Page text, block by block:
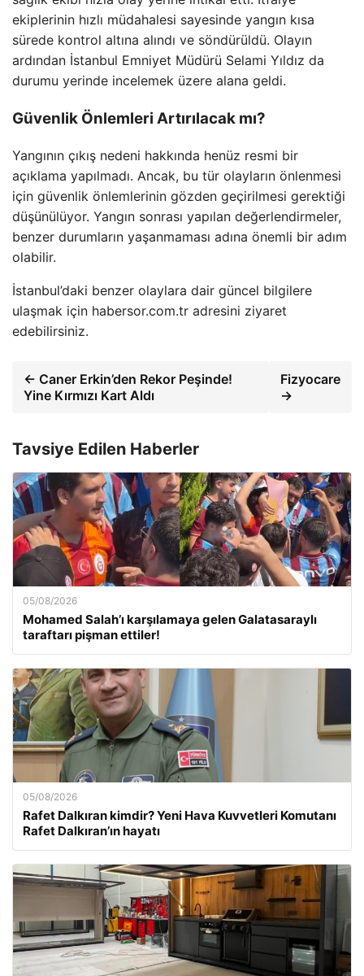
ekiplerinin hızlı müdahalesi sayesinde yangın kısa
sürede kontrol altına alındı ve söndürüldü. Olayın
ardından İstanbul Emniyet Müdürü Selami Yıldız da
durumu yerinde incelemek üzere alana geldi.
Güvenlik Önlemleri Artırılacak mı?
Yangının çıkış nedeni hakkında henüz resmi bir
açıklama yapılmadı. Ancak, bu tür olayların önlenmesi
için güvenlik önlemlerinin gözden geçirilmesi gerektiği
düşünülüyor. Yangın sonrası yapılan değerlendirmeler,
benzer durumların yaşanmaması adına önemli bir adım
olabilir.
İstanbul’daki benzer olaylara dair güncel bilgilere
ulaşmak için habersor.com.tr adresini ziyaret
edebilirsiniz.
← Caner Erkin’den Rekor Peşinde!
Yine Kırmızı Kart Aldı
Fizyocare
→
Tavsiye Edilen Haberler
05/08/2026
Mohamed Salah’ı karşılamaya gelen Galatasaraylı
taraftarı pişman ettiler!
05/08/2026
Rafet Dalkıran kimdir? Yeni Hava Kuvvetleri Komutanı
Rafet Dalkıran’ın hayatı